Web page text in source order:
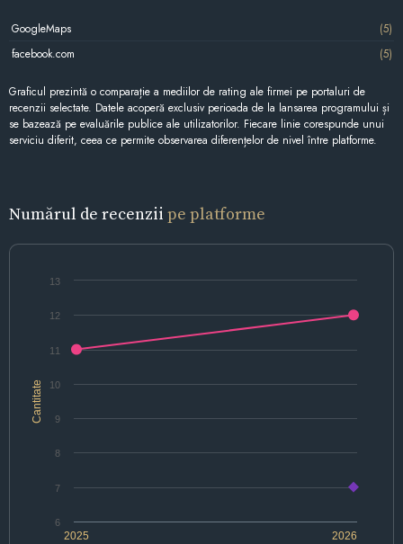
GoogleMaps
(5)
facebook.com
(5)
Graficul prezintă o comparație a mediilor de rating ale firmei pe portaluri de
recenzii selectate. Datele acoperă exclusiv perioada de la lansarea programului și
se bazează pe evaluările publice ale utilizatorilor. Fiecare linie corespunde unui
serviciu diferit, ceea ce permite observarea diferențelor de nivel între platforme.
Numărul de recenzii pe platforme
Cantitate
2025 2026
6
7
8
9
10
11
12
13